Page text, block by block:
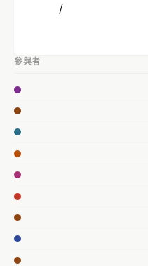
/
參與者